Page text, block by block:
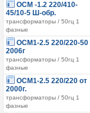
ОСМ -1.2 220/410-
45/10-5 Ш-обр.
трансформаторы / 50гц 1
фазные
ОСМ1-2.5 220/220-50
2006г
трансформаторы / 50гц 1
фазные
ОСМ1-2.5 220/220 от
2000г.
трансформаторы / 50гц 1
фазные